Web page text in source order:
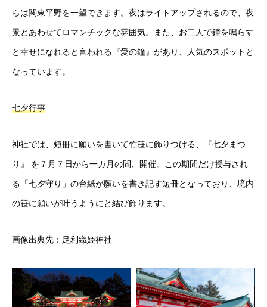
らは関東平野を一望できます。夜はライトアップされるので、夜
景とあわせてロマンチックな雰囲気。また、お二人で鐘を鳴らす
と幸せになれると言われる『愛の鐘』があり、人気のスポットと
なっています。
七夕行事
神社では、短冊に願いを書いて竹笹に飾りつける、『七夕まつ
り』 を７月７日から一カ月の間、開催。この期間だけ授与され
る「七夕守り」の台紙が願いを書き記す短冊となっており、境内
の笹に願いが叶うようにと結び飾ります。
画像出典先：足利織姫神社